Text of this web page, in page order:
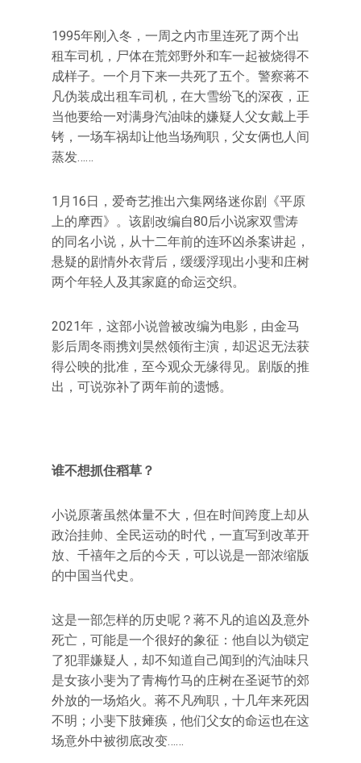
1995年刚入冬，一周之内市里连死了两个出
租车司机，尸体在荒郊野外和车一起被烧得不
成样子。一个月下来一共死了五个。警察蒋不
凡伪装成出租车司机，在大雪纷飞的深夜，正
当他要给一对满身汽油味的嫌疑人父女戴上手
铐，一场车祸却让他当场殉职，父女俩也人间
蒸发……
1月16日，爱奇艺推出六集网络迷你剧《平原
上的摩西》。该剧改编自80后小说家双雪涛
的同名小说，从十二年前的连环凶杀案讲起，
悬疑的剧情外衣背后，缓缓浮现出小斐和庄树
两个年轻人及其家庭的命运交织。
2021年，这部小说曾被改编为电影，由金马
影后周冬雨携刘昊然领衔主演，却迟迟无法获
得公映的批准，至今观众无缘得见。剧版的推
出，可说弥补了两年前的遗憾。
谁不想抓住稻草？
小说原著虽然体量不大，但在时间跨度上却从
政治挂帅、全民运动的时代，一直写到改革开
放、千禧年之后的今天，可以说是一部浓缩版
的中国当代史。
这是一部怎样的历史呢？蒋不凡的追凶及意外
死亡，可能是一个很好的象征：他自以为锁定
了犯罪嫌疑人，却不知道自己闻到的汽油味只
是女孩小斐为了青梅竹马的庄树在圣诞节的郊
外放的一场焰火。蒋不凡殉职，十几年来死因
不明；小斐下肢瘫痪，他们父女的命运也在这
场意外中被彻底改变……